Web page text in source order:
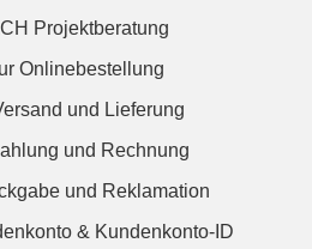
Projektberatung
Onlinebestellung
und Lieferung
und Rechnung
und Reklamation
& Kundenkonto-ID